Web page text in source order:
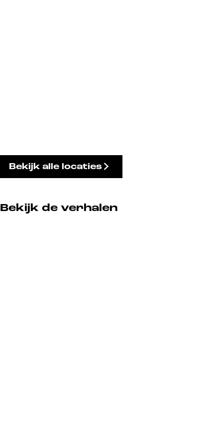
Bekijk alle locaties
Bekijk de verhalen